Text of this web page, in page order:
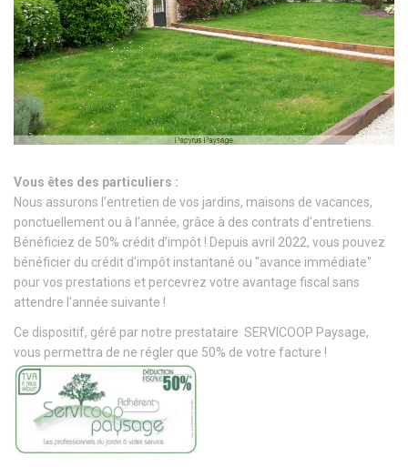
Vous êtes des particuliers :
Nous assurons l’entretien de vos jardins, maisons de vacances,
ponctuellement ou à l’année, grâce à des contrats d’entretiens.
Bénéficiez de 50% crédit d’impôt ! Depuis avril 2022, vous pouvez
bénéficier du crédit d'impôt instantané ou "avance immédiate"
pour vos prestations et percevrez votre avantage fiscal sans
attendre l’année suivante !
Ce dispositif, géré par notre prestataire SERVICOOP Paysage,
vous permettra de ne régler que 50% de votre facture !